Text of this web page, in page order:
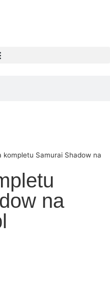
kompletu Samurai Shadow na
na